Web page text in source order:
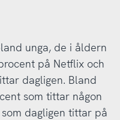
unga, de i åldern
på Netflix och
dagligen. Bland
som tittar någon
dagligen tittar på